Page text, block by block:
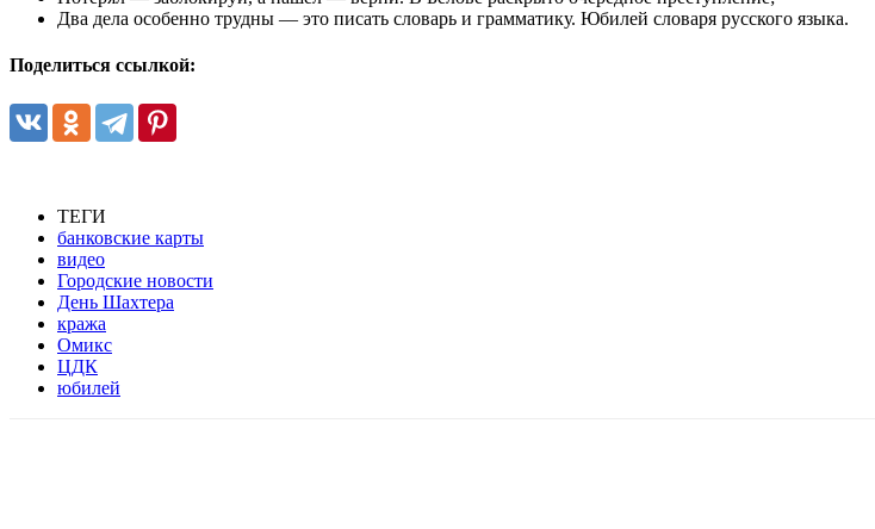
Два дела особенно трудны — это писать словарь и грамматику. Юбилей словаря русского языка.
Поделиться ссылкой:
ТЕГИ
банковские карты
видео
Городские новости
День Шахтера
кража
Омикс
ЦДК
юбилей